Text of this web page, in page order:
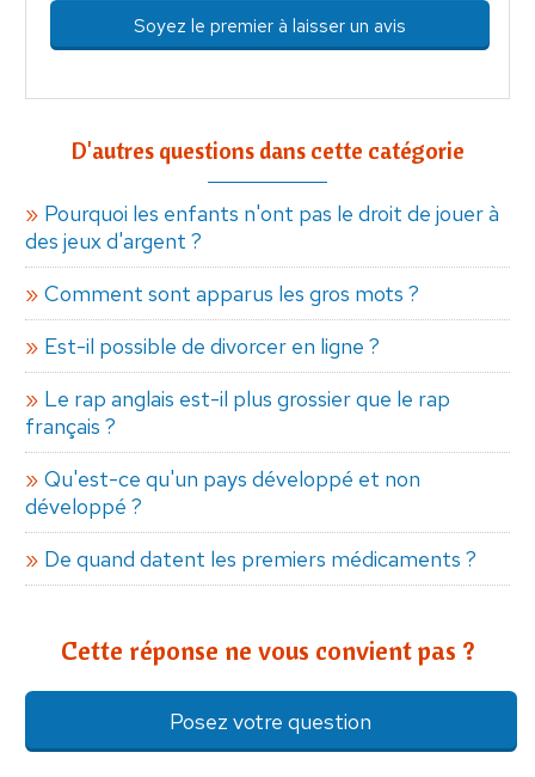
Soyez le premier à laisser un avis
D'autres questions dans cette catégorie
Pourquoi les enfants n'ont pas le droit de jouer à
des jeux d'argent ?
Comment sont apparus les gros mots ?
Est-il possible de divorcer en ligne ?
Le rap anglais est-il plus grossier que le rap
français ?
Qu'est-ce qu'un pays développé et non
développé ?
De quand datent les premiers médicaments ?
Cette réponse ne vous convient pas ?
Posez votre question